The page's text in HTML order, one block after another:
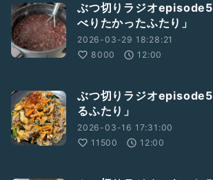
ぶつ切りラジオ
べりたかったふたり」
2026-03-29 18:28:21
8000
12:00
ぶつ切りラジオ
るふたり」
2026-03-16 17:31:00
11500
12:00